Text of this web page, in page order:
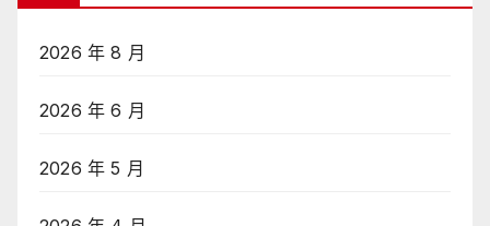
2026 年 8 月
2026 年 6 月
2026 年 5 月